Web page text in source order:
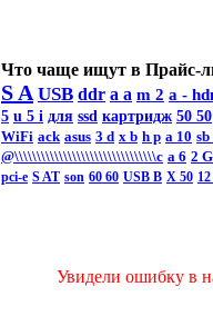
Что чаще ищут в Прайс-
S A USB ddr a a m 2 a -
5 u 5 i для ssd картридж 50 50
WiFi ack asus 3 d x b h p a 10 sb
@\\\\\\\\\\\\\\\\\\\\\\\\\\\\\\\\c а 6 2
pci-e S AT son 60 60 USB B X 50
Увидели ошибку в